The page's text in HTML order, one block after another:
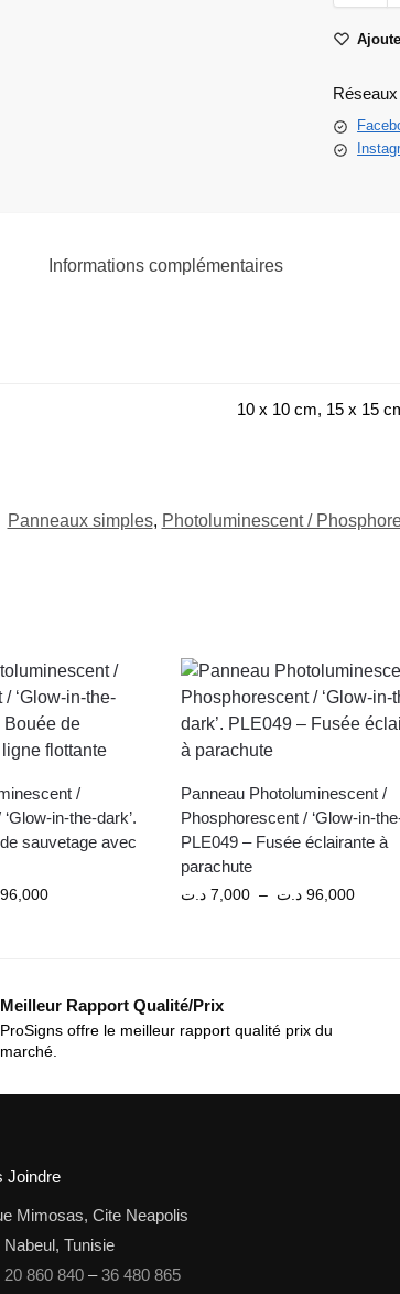
Informations complémentaires
10 x 10 cm, 15 x 15
Panneaux simples, Photoluminescent /
/
in-the-dark’.
sauvetage avec
96,000
Panneau Photoluminescent /
Phosphorescent / ‘Glow-in-
PLE049 – Fusée éclairante à
parachute
7,000 د.ت – 96,000 د.ت
Meilleur Rapport Qualité/Prix
ProSigns offre le meilleur rapport qualité prix du
marché.
Joindre
Mimosas, Cite Neapolis
Nabeul, Tunisie
20 860 840 –36 480 865